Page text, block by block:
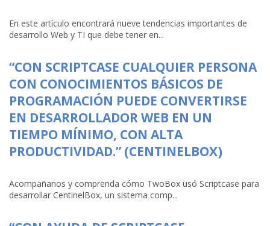
En este artículo encontrará nueve tendencias importantes de
desarrollo Web y TI que debe tener en...
“CON SCRIPTCASE CUALQUIER PERSONA
CON CONOCIMIENTOS BÁSICOS DE
PROGRAMACIÓN PUEDE CONVERTIRSE
EN DESARROLLADOR WEB EN UN
TIEMPO MÍNIMO, CON ALTA
PRODUCTIVIDAD.” (CENTINELBOX)
Acompañanos y comprenda cómo TwoBox usó Scriptcase para
desarrollar CentinelBox, un sistema comp...